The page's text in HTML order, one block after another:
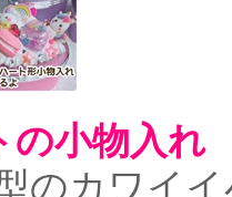
の小物入れ
のカワイ